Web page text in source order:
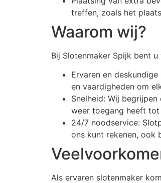
treffen, zoals het
Waarom wij?
Bij Slotenmaker Spijk bent
Ervaren en
en vaardigheden om
Snelheid: Wij
weer toegang heeft
24/7 noodservice:
ons kunt rekenen, ook
Als ervaren slotenmaker